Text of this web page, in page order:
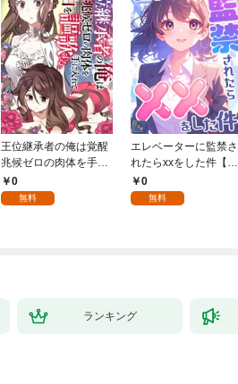
王位継承者の俺は覚醒
兆候ゼロの肉体を手に
入れて自由を謳歌す
る。1
0
無料
エレベーターに監禁さ
れたらxxをした件【全
年齢版】(1)
0
無料
ランキング